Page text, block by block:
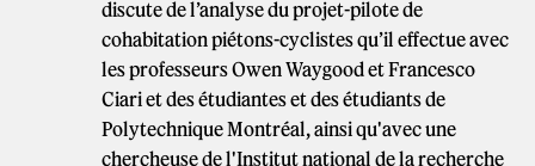
discute de l’analyse du projet-pilote de
cohabitation piétons-cyclistes qu’il effectue avec
les professeurs Owen Waygood et Francesco
Ciari et des étudiantes et des étudiants de
Polytechnique Montréal, ainsi qu'avec une
chercheuse de l'Institut national de la recherche